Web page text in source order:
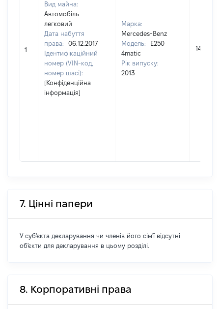
1
Вид майна:
Автомобіль
легковий
Дата набуття
права:
06.12.2017
Ідентифікаційний
номер (VIN-код,
номер шасі):
[Конфіденційна
інформація]
Марка:
Mercedes-Benz
Модель:
E250
4matic
Рік випуску:
2013
140000
7. Цінні папери
У суб'єкта декларування чи членів його сім'ї відсутні
об'єкти для декларування в цьому розділі.
8. Корпоративні права